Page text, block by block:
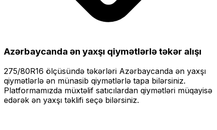
Azərbaycanda ən yaxşı qiymətlərlətəkər alışı
275/80R16 ölçüsündə təkərləri Azərbaycanda ən yaxşı
qiymətlərlə ən münasib qiymətlərlə tapa bilərsiniz.
Platformamızda müxtəlif satıcılardan qiymətləri müqayisə
edərək ən yaxşı təklifi seçə bilərsiniz.